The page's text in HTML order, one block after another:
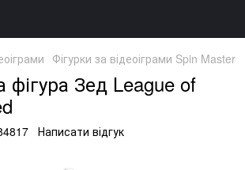
Фігурки за відеоіграми Spin Master
фігура Зед League of
Написати відгук